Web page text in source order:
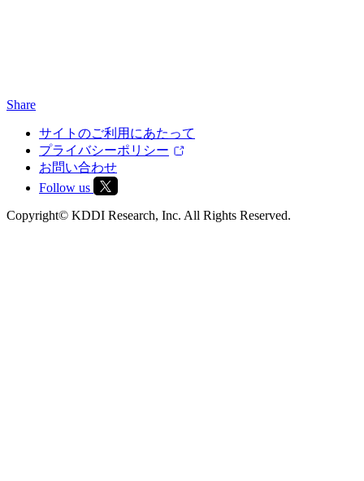
Share
サイトのご利用にあたって
プライバシーポリシー
お問い合わせ
Follow us
Copyright© KDDI Research, Inc. All Rights Reserved.